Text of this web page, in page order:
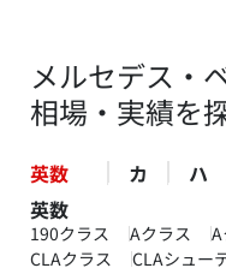
メルセデス・
相場・実績を
英数 カ ハ
英数
190クラス Aクラス
CLAクラス
CLAシュー